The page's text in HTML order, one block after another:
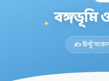
✦ বঙ্গভূমি
✍️ চিন্টু